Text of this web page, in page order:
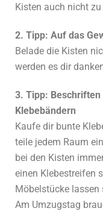
Kisten auch nicht zu
2. Tipp: Auf das
Belade die Kisten
werden es dir
3. Tipp:
Klebebändern
Kaufe dir bunte
teile jedem Raum
bei den Kisten
einen Klebestreifen
Möbelstücke lassen
Am Umzugstag